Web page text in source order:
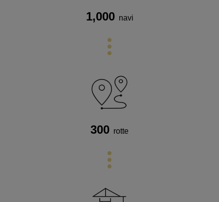
1,000navi
300 rotte